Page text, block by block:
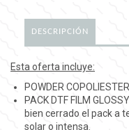
DESCRIPCIÓN
Esta oferta incluye:
POWDER
PACK DTF FILM
bien cerrado el pack a
solar o intensa.